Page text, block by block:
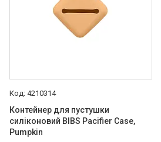
4210314
Контейнер для пустушки
силіконовий BIBS Pacifier Case,
Pumpkin